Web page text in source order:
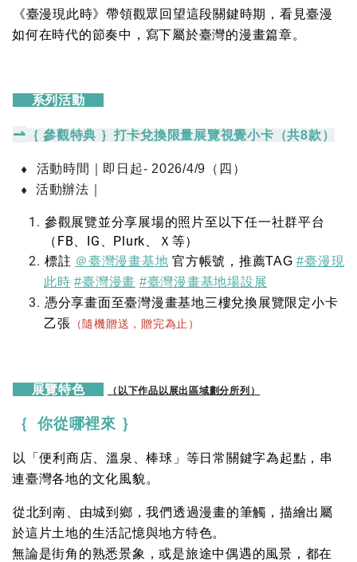
《臺漫現此時》帶領觀眾回望這段關鍵時期，看見臺漫
如何在時代的節奏中，寫下屬於臺灣的漫畫篇章。
系列活動
⇀ ｛ 參觀特典 ｝打卡兌換限量展覽視覺小卡（共8款）
⬧ 活動時間｜即日起- 2026/4/9（四）
⬧ 活動辦法｜
參觀展覽並分享展場的照片至以下任一社群平台
（FB、IG、Plurk、Ｘ等）
標註 ＠臺灣漫畫基地 官方帳號，推薦TAG#臺漫現
此時 #臺灣漫畫 #臺灣漫畫基地場設展
憑分享畫面至臺灣漫畫基地三樓兌換展覽限定小卡
乙張 （隨機贈送，贈完為止）
展覽特色 （以下作品以展出區域劃分所列）
｛ 你從哪裡來 ｝
以「便利商店、溫泉、棒球」等日常關鍵字為起點，串
連臺灣各地的文化風貌。
從北到南、由城到鄉，我們透過漫畫的筆觸，描繪出屬
於這片土地的生活記憶與地方特色。
無論是街角的熟悉景象，或是旅途中偶遇的風景，都在